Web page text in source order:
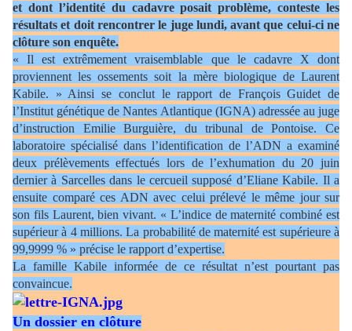
et dont l’identité du cadavre posait problème, conteste les
résultats et doit rencontrer le juge lundi, avant que celui-ci ne
clôture son enquête.
« Il est extrêmement vraisemblable que le cadavre X dont
proviennent les ossements soit la mère biologique de Laurent
Kabile. » Ainsi se conclut le rapport de François Guidet de
l’Institut génétique de Nantes Atlantique (IGNA) adressée au juge
d’instruction Emilie Burguière, du tribunal de Pontoise. Ce
laboratoire spécialisé dans l’identification de l’ADN a examiné
deux prélèvements effectués lors de l’exhumation du 20 juin
dernier à Sarcelles dans le cercueil supposé d’Eliane Kabile. Il a
ensuite comparé ces ADN avec celui prélevé le même jour sur
son fils Laurent, bien vivant. « L’indice de maternité combiné est
supérieur à 4 millions. La probabilité de maternité est supérieure à
99,9999 % » précise le rapport d’expertise.
La famille Kabile informée de ce résultat n’est pourtant pas
convaincue.
Un dossier en clôture